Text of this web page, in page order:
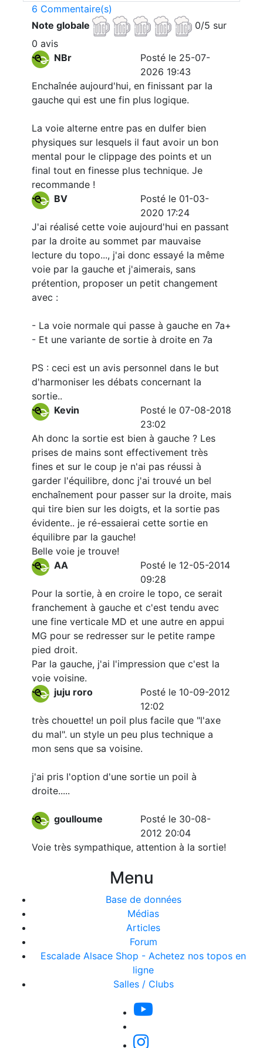
6 Commentaire(s)
Note globale
0/5 sur
0 avis
NBr
Posté le 25-07-
2026 19:43
Enchaînée aujourd'hui, en finissant par la
gauche qui est une fin plus logique.
La voie alterne entre pas en dulfer bien
physiques sur lesquels il faut avoir un bon
mental pour le clippage des points et un
final tout en finesse plus technique. Je
recommande !
BV
Posté le 01-03-
2020 17:24
J'ai réalisé cette voie aujourd'hui en passant
par la droite au sommet par mauvaise
lecture du topo..., j'ai donc essayé la même
voie par la gauche et j'aimerais, sans
prétention, proposer un petit changement
avec :
- La voie normale qui passe à gauche en 7a+
- Et une variante de sortie à droite en 7a
PS : ceci est un avis personnel dans le but
d'harmoniser les débats concernant la
sortie..
Kevin
Posté le 07-08-2018
23:02
Ah donc la sortie est bien à gauche ? Les
prises de mains sont effectivement très
fines et sur le coup je n'ai pas réussi à
garder l'équilibre, donc j'ai trouvé un bel
enchaînement pour passer sur la droite, mais
qui tire bien sur les doigts, et la sortie pas
évidente.. je ré-essaierai cette sortie en
équilibre par la gauche!
Belle voie je trouve!
AA
Posté le 12-05-2014
09:28
Pour la sortie, à en croire le topo, ce serait
franchement à gauche et c'est tendu avec
une fine verticale MD et une autre en appui
MG pour se redresser sur le petite rampe
pied droit.
Par la gauche, j'ai l'impression que c'est la
voie voisine.
juju roro
Posté le 10-09-2012
12:02
très chouette! un poil plus facile que "l'axe
du mal". un style un peu plus technique a
mon sens que sa voisine.
j'ai pris l'option d'une sortie un poil à
droite.....
goulloume
Posté le 30-08-
2012 20:04
Voie très sympathique, attention à la sortie!
Menu
Base de données
Médias
Articles
Forum
Escalade Alsace Shop - Achetez nos topos en
ligne
Salles / Clubs